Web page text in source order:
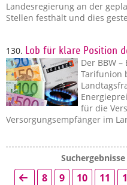
Landesregierung an der
Stellen festhält und dies
130. Lob für klare Position
Der BBW
Tarifunion
für die
Versorgungsempfänger im
8 9 10 11